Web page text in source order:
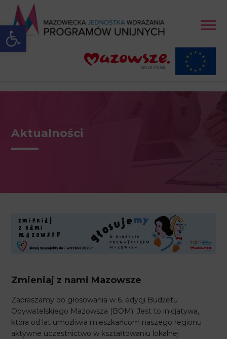
Open toolbar
Aktualności
Zmieniaj z nami Mazowsze
Zapraszamy do głosowania w 6. edycji Budżetu
Obywatelskiego Mazowsza (BOM). Jest to inicjatywa,
która od lat umożliwia mieszkańcom naszego regionu
aktywne uczestnictwo w kształtowaniu lokalnej